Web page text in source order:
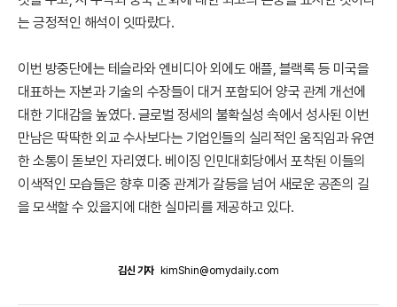
는 긍정적인 해석이 잇따랐다.
이번 방중단에는 테슬라와 엔비디아 외에도 애플, 블랙록 등 미국을
대표하는 자본과 기술의 수장들이 대거 포함되어 양국 관계 개선에
대한 기대감을 높였다. 글로벌 정세의 불확실성 속에서 성사된 이번
만남은 딱딱한 외교 수사보다는 기업인들의 실리적인 움직임과 유연
한 소통이 돋보인 자리였다. 베이징 인민대회당에서 포착된 이들의
이색적인 모습들은 향후 미중 관계가 갈등을 넘어 새로운 공존의 길
을 모색할 수 있을지에 대한 실마리를 제공하고 있다.
김신 기자 kimShin@omydaily.com